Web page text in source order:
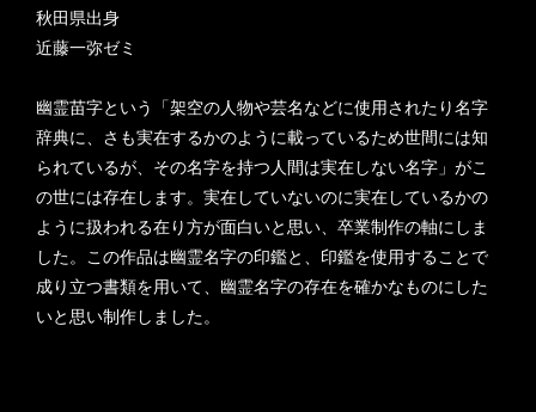
秋田県出身
近藤一弥ゼミ
幽霊苗字という「架空の人物や芸名などに使用されたり名字
辞典に、さも実在するかのように載っているため世間には知
られているが、その名字を持つ人間は実在しない名字」がこ
の世には存在します。実在していないのに実在しているかの
ように扱われる在り方が面白いと思い、卒業制作の軸にしま
した。この作品は幽霊名字の印鑑と、印鑑を使用することで
成り立つ書類を用いて、幽霊名字の存在を確かなものにした
いと思い制作しました。